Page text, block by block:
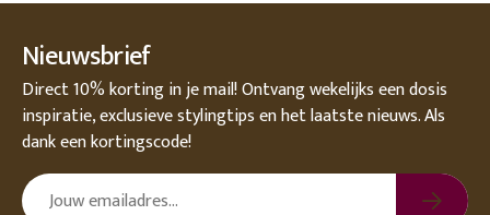
Nieuwsbrief
Direct 10% korting in je mail! Ontvang wekelijks een dosis
inspiratie, exclusieve stylingtips en het laatste nieuws. Als
dank een kortingscode!